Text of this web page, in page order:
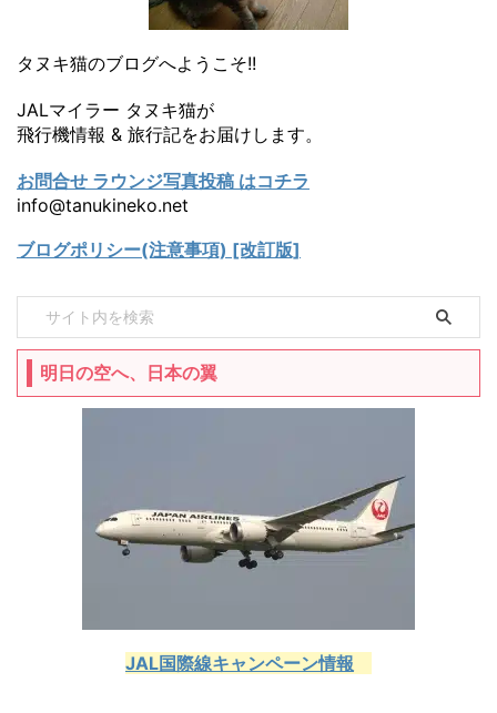
タヌキ猫のブログへようこそ!!
JALマイラー タヌキ猫が
飛行機情報 & 旅行記をお届けします。
お問合せ ラウンジ写真投稿 はコチラ
info@tanukineko.net
ブログポリシー(注意事項) [改訂版]
明日の空へ、日本の翼
JAL国際線キャンペーン情報